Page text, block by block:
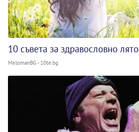
10 съвета за здравословно лято
MelomanBG - 10te.bg